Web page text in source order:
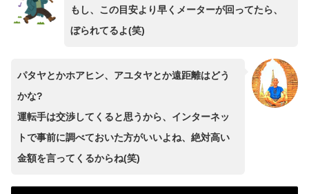
もし、この目安より早くメーターが回ってたら、
ぼられてるよ(笑)
パタヤとかホアヒン、アユタヤとか遠距離はどう
かな?
運転手は交渉してくると思うから、インターネッ
トで事前に調べておいた方がいいよね、絶対高い
金額を言ってくるからね(笑)